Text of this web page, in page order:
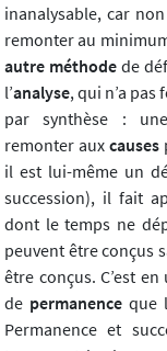
inanalysable, car
remonter au
autre méthode de
l’analyse, qui n’a
par synthèse :
remonter aux causes
il est lui-même un
succession), il fait
dont le temps ne
peuvent être conçus
être conçus. C’est
de permanence que
Permanence et